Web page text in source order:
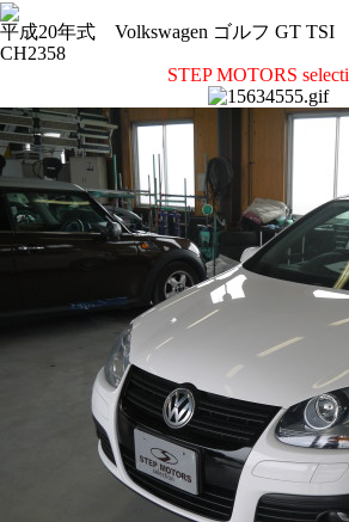
平成20年式 Volkswagen ゴルフ GT
CH2358
STEP MOTORS